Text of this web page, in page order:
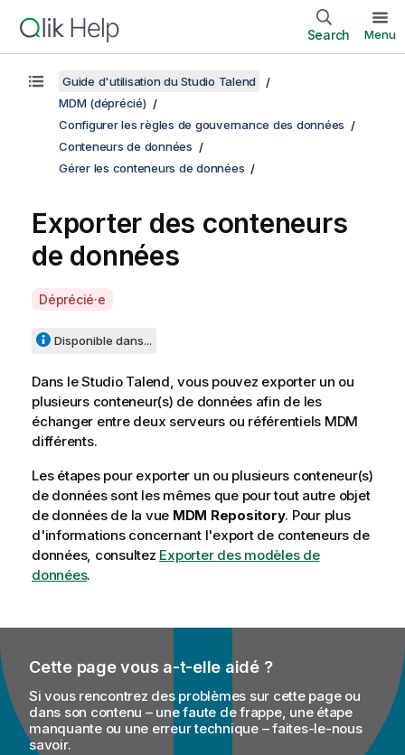
Search Menu
Guide d'utilisation du Studio Talend
MDM (déprécié)
Configurer les règles de gouvernance des données
Conteneurs de données
Gérer les conteneurs de données
Exporter des conteneurs
de données
A
a
l
a
b
i
i
t
y
-
n
o
Déprécié·e
Disponible dans...
Dans leStudio Talend, vous pouvez exporter un ou
plusieurs conteneur(s) de données afin de les
échanger entre deux serveurs ou référentiels MDM
différents.
Les étapes pour exporter un ou plusieurs conteneur(s)
de données sont les mêmes que pour tout autre objet
de données de la vue MDM Repository. Pour plus
d'informations concernant l'export de conteneurs de
données, consultez Exporter des modèles de
données.
Cette page vous a-t-elle aidé ?
Si vous rencontrez des problèmes sur cette page ou
dans son contenu – une faute de frappe, une étape
manquante ou une erreur technique – faites-le-nous
savoir.